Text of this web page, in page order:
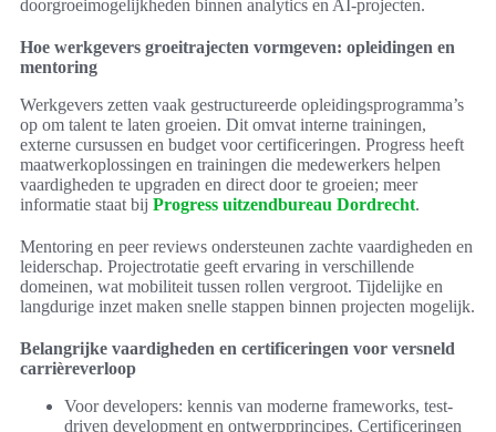
doorgroeimogelijkheden binnen analytics en AI-projecten.
Hoe werkgevers groeitrajecten vormgeven: opleidingen en
mentoring
Werkgevers zetten vaak gestructureerde opleidingsprogramma’s
op om talent te laten groeien. Dit omvat interne trainingen,
externe cursussen en budget voor certificeringen. Progress heeft
maatwerkoplossingen en trainingen die medewerkers helpen
vaardigheden te upgraden en direct door te groeien; meer
informatie staat bij Progress uitzendbureau Dordrecht.
Mentoring en peer reviews ondersteunen zachte vaardigheden en
leiderschap. Projectrotatie geeft ervaring in verschillende
domeinen, wat mobiliteit tussen rollen vergroot. Tijdelijke en
langdurige inzet maken snelle stappen binnen projecten mogelijk.
Belangrijke vaardigheden en certificeringen voor versneld
carrièreverloop
Voor developers: kennis van moderne frameworks, test-
driven development en ontwerpprincipes. Certificeringen